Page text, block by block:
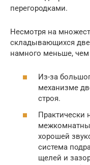
перегородками.
Несмотря на
складывающихся
намного меньше,
Из-за
механизме
строя.
Практически
хорошей
система
щелей и